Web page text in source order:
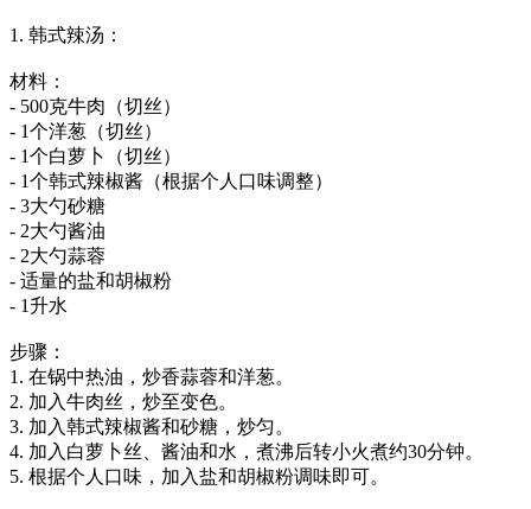
1. 韩式辣汤：
材料：
- 500克牛肉（切丝）
- 1个洋葱（切丝）
- 1个白萝卜（切丝）
- 1个韩式辣椒酱（根据个人口味调整）
- 3大勺砂糖
- 2大勺酱油
- 2大勺蒜蓉
- 适量的盐和胡椒粉
- 1升水
步骤：
1. 在锅中热油，炒香蒜蓉和洋葱。
2. 加入牛肉丝，炒至变色。
3. 加入韩式辣椒酱和砂糖，炒匀。
4. 加入白萝卜丝、酱油和水，煮沸后转小火煮约30分钟。
5. 根据个人口味，加入盐和胡椒粉调味即可。